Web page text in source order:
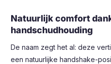
Natuurlijk comfort
handschudhouding
De naam zegt het al: deze
een natuurlijke handshake-